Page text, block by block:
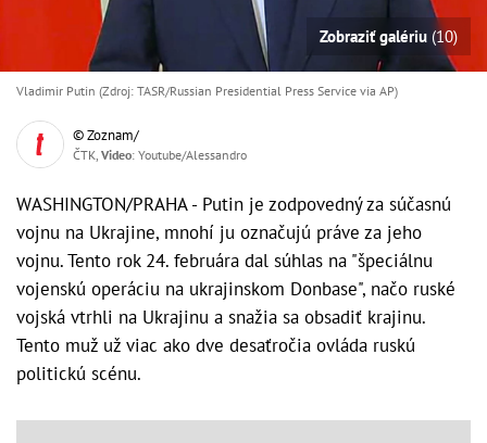
Zobraziť galériu (10)
Vladimir Putin (Zdroj: TASR/Russian Presidential Press Service via AP)
© Zoznam/
ČTK, Video: Youtube/Alessandro
WASHINGTON/PRAHA - Putin je zodpovedný za súčasnú
vojnu na Ukrajine, mnohí ju označujú práve za jeho
vojnu. Tento rok 24. februára dal súhlas na "špeciálnu
vojenskú operáciu na ukrajinskom Donbase", načo ruské
vojská vtrhli na Ukrajinu a snažia sa obsadiť krajinu.
Tento muž už viac ako dve desaťročia ovláda ruskú
politickú scénu.